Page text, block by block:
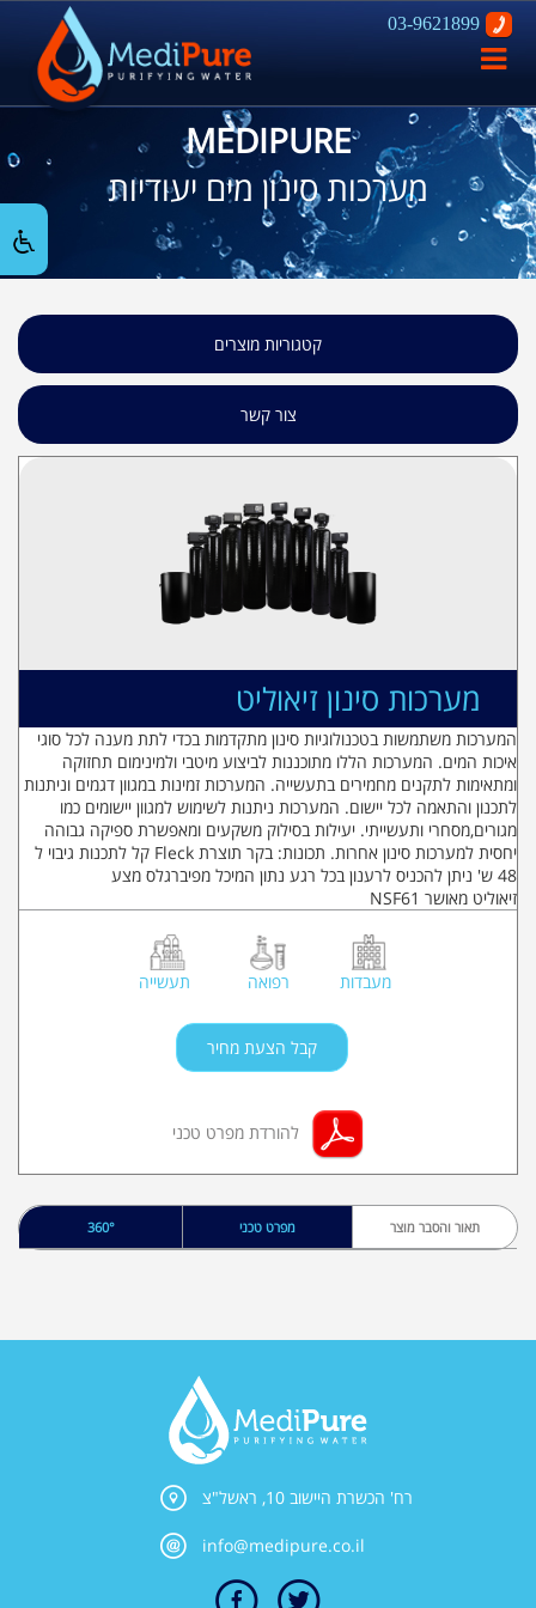
03-9621899
פתח
ניווט
MEDIPURE
מערכות סינון מים יעודיות
קטגוריות מוצרים
צור קשר
מערכות סינון זיאוליט
המערכות משתמשות בטכנולוגיות סינון מתקדמות בכדי לתת מענה לכל סוגי
איכות המים. המערכות הללו מתוכננות לביצוע מיטבי ולמינימום תחזוקה
ומתאימות לתקנים מחמירים בתעשייה. המערכות זמינות במגוון דגמים וניתנות
לתכנון והתאמה לכל יישום. המערכות ניתנות לשימוש למגוון יישומים כמו
מגורים,מסחרי ותעשייתי. יעילות בסילוק משקעים ומאפשרת ספיקה גבוהה
יחסית למערכות סינון אחרות. תכונות: בקר תוצרת Fleck קל לתכנות גיבוי ל
48 ש' ניתן להכניס לרענון בכל רגע נתון המיכל מפיברגלס מצע
זיאוליט מאושר NSF61
מעבדות רפואה תעשייה
קבל הצעת מחיר
להורדת מפרט טכני
תאור והסבר מוצר מפרט טכני 360°
רח' הכשרת היישוב 10, ראשל"צ
info@medipure.co.il